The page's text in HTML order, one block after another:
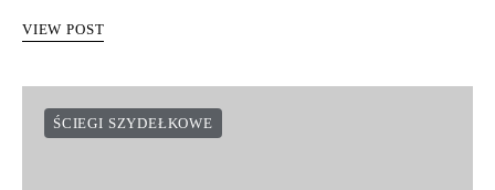
VIEW POST
ŚCIEGI SZYDEŁKOWE